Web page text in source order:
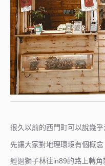
很久以前的西門町可以說幾
先讓大家對地理環境有個概念
經過獅子林往in89的路上轉角